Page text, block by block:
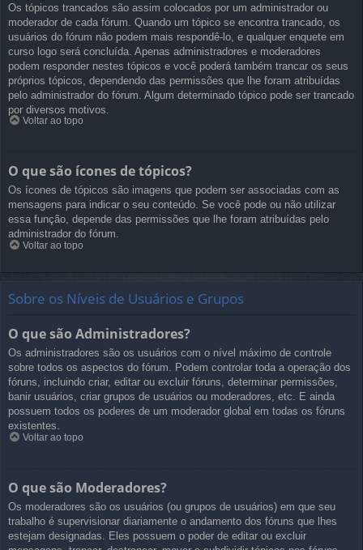
Os tópicos trancados são assim colocados por um administrador ou
moderador de cada fórum. Quando um tópico se encontra trancado, os
usuários do fórum não podem mais respondê-lo, e qualquer enquete em
curso logo será concluída. Apenas administradores e moderadores
podem responder nestes tópicos e você poderá também trancar os seus
próprios tópicos, dependendo das permissões que lhe foram atribuídas
pelo administrador do fórum. Algum determinado tópico pode ser trancado
por diversos motivos.
Voltar ao topo
O que são ícones de tópicos?
Os ícones de tópicos são imagens que podem ser associadas com as
mensagens para indicar o seu conteúdo. Se você pode ou não utilizar
essa função, depende das permissões que lhe foram atribuídas pelo
administrador do fórum.
Voltar ao topo
Sobre os Níveis de Usuários e Grupos
O que são Administradores?
Os administradores são os usuários com o nível máximo de controle
sobre todos os aspectos do fórum. Podem controlar toda a operação dos
fóruns, incluindo criar, editar ou excluir fóruns, determinar permissões,
banir usuários, criar grupos de usuários ou moderadores, etc. E ainda
possuem todos os poderes de um moderador global em todas os fóruns
existentes.
Voltar ao topo
O que são Moderadores?
Os moderadores são os usuários (ou grupos de usuários) em que seu
trabalho é supervisionar diariamente o andamento dos fóruns que lhes
estejam designadas. Eles possuem o poder de editar ou excluir